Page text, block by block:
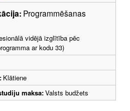
Programmēšanas
vidējā izglītība pēc
ar kodu 33)
Klātiene
maksa:Valsts budžets